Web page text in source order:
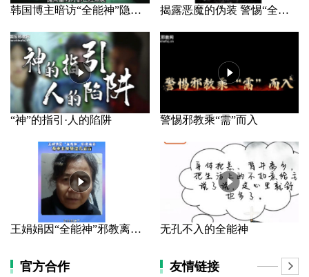
韩国博主暗访“全能神”隐秘据点 揭露恶魔的伪装 警惕“全能神”邪教
“神”的指引·人的陷阱 警惕邪教乘“需”而入
王娟娟因“全能神”邪教离家 母亲长年哭泣几近盲 无孔不入的全能神
官方合作 友情链接